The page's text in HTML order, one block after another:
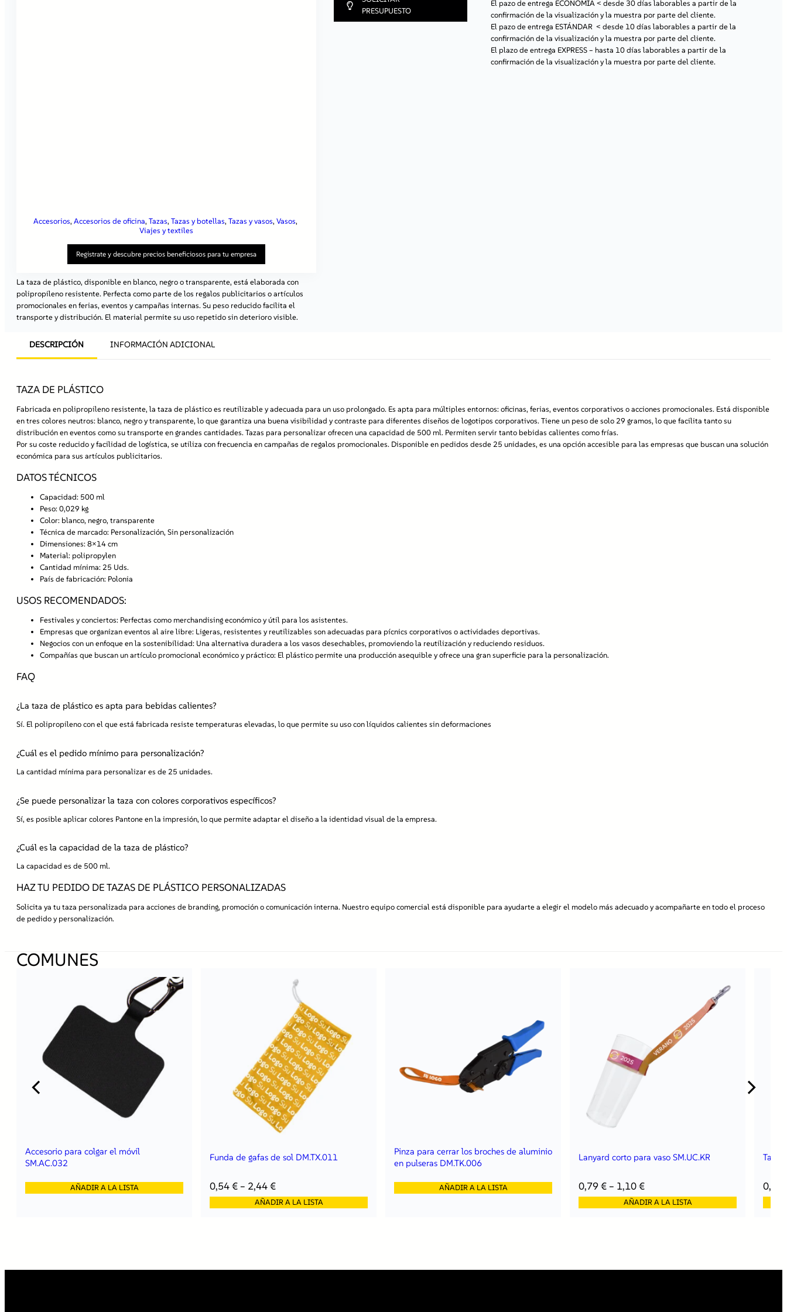
Accesorios, Accesorios de oficina, Tazas, Tazas y botellas, Tazas y vasos, Vasos
Viajes y textiles
Registrate y descubre precios beneficiosos para tu empresa
Al registrarte en nuestro sitio, obtienes:
colaborar con nosotros!
Registro / Acceso
La taza de plástico, disponible en blanco, negro o transparente, está elaborada con
polipropileno resistente. Perfecta como parte de los regalos publicitarios o artículos
promocionales en ferias, eventos y campañas internas. Su peso reducido facilita el
transporte y distribución. El material permite su uso repetido sin deterioro visible.
PRESUPUESTO
El pazo de entrega ECONOMÍA< desde 30 días laborables a partir de la
confirmación de la visualización y la muestra por parte del cliente.
El pazo de entrega ESTÁNDAR < desde 10 días laborables a partir de la
confirmación de la visualización y la muestra por parte del cliente.
El plazo de entrega EXPRESS– hasta 10 días laborables a partir de la
confirmación de la visualización y la muestra por parte del cliente.
DESCRIPCIÓN INFORMACIÓN ADICIONAL
TAZA DE PLÁSTICO
Fabricada en polipropileno resistente, la taza de plástico es reutilizable y adecuada para un uso prolongado. Es apta para múltiples entornos: oficinas, ferias, eventos corporativos o acciones promocionales. Está disponible
en tres colores neutros: blanco, negro y transparente, lo que garantiza una buena visibilidad y contraste para diferentes diseños de logotipos corporativos. Tiene un peso de solo 29 gramos, lo que facilita tanto su
distribución en eventos como su transporte en grandes cantidades. Tazas para personalizar ofrecen una capacidad de 500 ml. Permiten servir tanto bebidas calientes como frías.
Por su coste reducido y facilidad de logística, se utiliza con frecuencia en campañas de regalos promocionales. Disponible en pedidos desde 25 unidades, es una opción accesible para las empresas que buscan una solución
económica para sus artículos publicitarios.
DATOS TÉCNICOS
Capacidad: 500 ml
Peso:0,029 kg
Color: blanco, negro, transparente
Técnica de marcado: Personalización, Sin personalización
Dimensiones:8×14 cm
Material: polipropylen
Cantidad mínima:25 Uds.
País de fabricación: Polonia
USOS RECOMENDADOS:
Festivales y conciertos: Perfectas como merchandising económico y útil para los asistentes.
Empresas que organizan eventos al aire libre: Ligeras, resistentes y reutilizables son adecuadas para pícnics corporativos o actividades deportivas.
Negocios con un enfoque en la sostenibilidad: Una alternativa duradera a los vasos desechables, promoviendo la reutilización y reduciendo residuos.
Compañías que buscan un artículo promocional económico y práctico: El plástico permite una producción asequible y ofrece una gran superficie para la personalización.
FAQ
¿La taza de plástico es apta para bebidas calientes?
Sí. El polipropileno con el que está fabricada resiste temperaturas elevadas, lo que permite su uso con líquidos calientes sin deformaciones
¿Cuál es el pedido mínimo para personalización?
La cantidad mínima para personalizar es de 25 unidades.
¿Se puede personalizar la taza con colores corporativos específicos?
Sí, es posible aplicar colores Pantone en la impresión, lo que permite adaptar el diseño a la identidad visual de la empresa.
¿Cuál es la capacidad de la taza de plástico?
La capacidad es de 500 ml.
HAZ TU PEDIDO DE TAZAS DE PLÁSTICO PERSONALIZADAS
Solicita ya tu taza personalizada para acciones de branding, promoción o comunicación interna. Nuestro equipo comercial está disponible para ayudarte a elegir el modelo más adecuado y acompañarte en todo el proceso
de pedido y personalización.
COMUNES
Accesorio para colgar el móvil
SM.AC.032
AÑADIR A LA LISTA
Funda de gafas de sol DM.TX.011
0,54€ – 2,44€
AÑADIR A LA LISTA
Pinza para cerrar los broches de aluminio
en pulseras DM.TK.006
AÑADIR A LA LISTA
Lanyard corto para vaso SM.UC.KR
0,79€ – 1,10€
AÑADIR A LA LISTA
Tapa
0,53